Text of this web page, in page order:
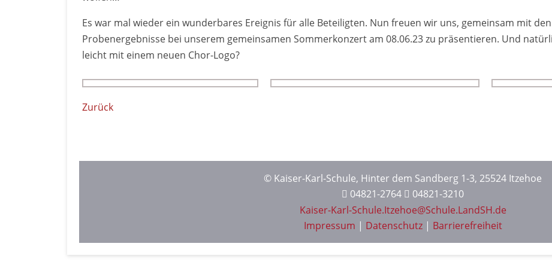
Es war mal wieder ein wunder­bares Ereignis für alle Beteiligten. Nun freuen wir uns, ge­meinsam mit
Proben­ergeb­nisse bei unserem ge­mein­samen Sommer­konzert am 08.06.23 zu präsen­tieren. Und
leicht mit einem neuen Chor-Logo?
Zurück
© Kaiser-Karl-Schule, Hinter dem Sandberg 1-3, 25524 Itzehoe
04821-2764
04821-3210
Kaiser-Karl-Schule.Itzehoe@Schule.LandSH.de
Impressum | Datenschutz| Barrierefreiheit